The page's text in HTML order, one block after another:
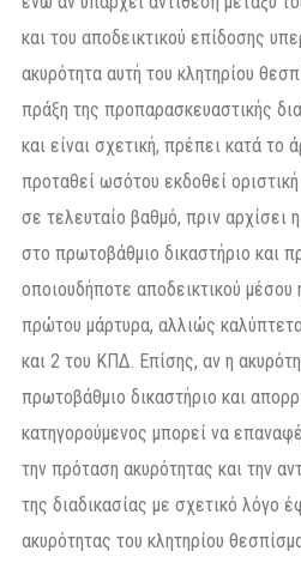
και του αποδεικτικού επίδοσης
ακυρότητα αυτή του κλητηρίου
πράξη της προπαρασκευαστικής
και είναι σχετική, πρέπει κατά
προταθεί ωσότου εκδοθεί
σε τελευταίο βαθμό, πριν αρχίσει
στο πρωτοβάθμιο δικαστήριο και
οποιουδήποτε αποδεικτικού μέσου
πρώτου μάρτυρα, αλλιώς
και 2 του ΚΠΔ. Επίσης, αν η
πρωτοβάθμιο δικαστήριο και
κατηγορούμενος μπορεί να
την πρόταση ακυρότητας και την
της διαδικασίας με σχετικό λόγο
ακυρότητας του κλητηρίου